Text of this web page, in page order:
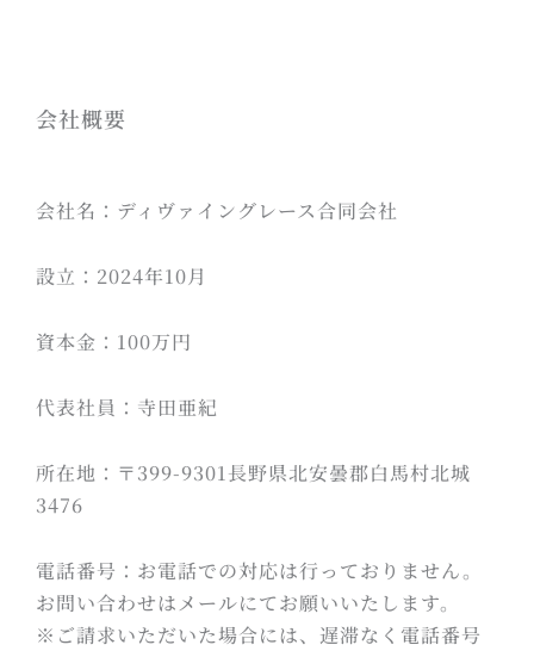
会社概要
会社名：ディヴァイングレース合同会社
設立：2024年10月
資本金：100万円
代表社員：寺田亜紀
所在地：〒399-9301長野県北安曇郡白馬村北城
3476
電話番号：お電話での対応は行っておりません。
お問い合わせはメールにてお願いいたします。
※ご請求いただいた場合には、遅滞なく電話番号